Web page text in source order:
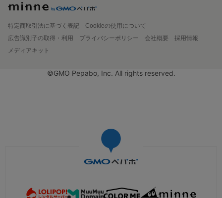
特定商取引法に基づく表記
Cookieの使用について
広告識別子の取得・利用
プライバシーポリシー 会社概要
採用情報
メディアキット
©GMO Pepabo, Inc. All rights reserved.